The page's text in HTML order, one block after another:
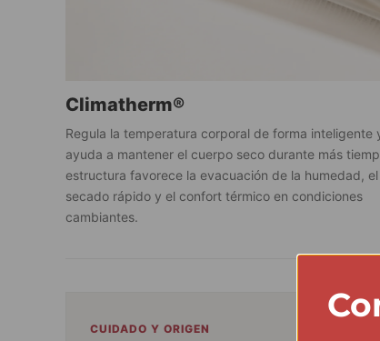
Climatherm®
Regula la temperatura corporal de forma inteligente
ayuda a mantener el cuerpo seco durante más
estructura favorece la evacuación de la humedad, el
secado rápido y el confort térmico en condiciones
cambiantes.
CUIDADO Y ORIGEN